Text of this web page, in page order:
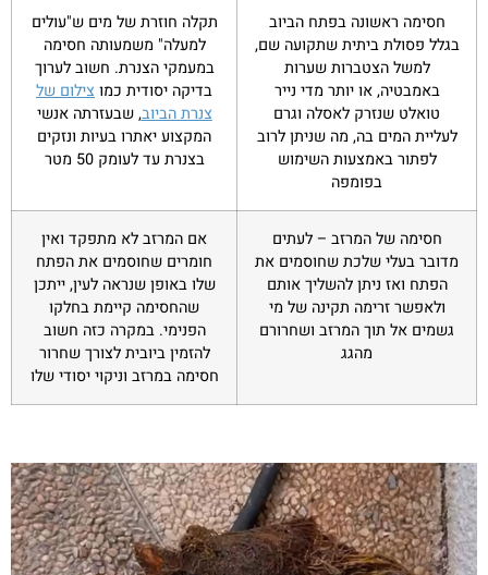
חסימה ראשונה בפתח הביוב
בגלל פסולת ביתית שתקועה שם,
למשל הצטברות שערות
באמבטיה, או יותר מדי נייר
טואלט שנזרק לאסלה וגרם
לעליית המים בה, מה שניתן לרוב
לפתור באמצעות השימוש
בפומפה
תקלה חוזרת של מים ש"עולים
למעלה" משמעותה חסימה
במעמקי הצנרת. חשוב לערוך
בדיקה יסודית כמו צילום של
צנרת הביוב, שבעזרתה אנשי
המקצוע יאתרו בעיות ונזקים
בצנרת עד לעומק 50 מטר
חסימה של המרזב – לעתים
מדובר בעלי שלכת שחוסמים את
הפתח ואז ניתן להשליך אותם
ולאפשר זרימה תקינה של מי
גשמים אל תוך המרזב ושחרורם
מהגג
אם המרזב לא מתפקד ואין
חומרים שחוסמים את הפתח
שלו באופן שנראה לעין, ייתכן
שהחסימה קיימת בחלקו
הפנימי. במקרה כזה חשוב
להזמין ביובית לצורך שחרור
חסימה במרזב וניקוי יסודי שלו